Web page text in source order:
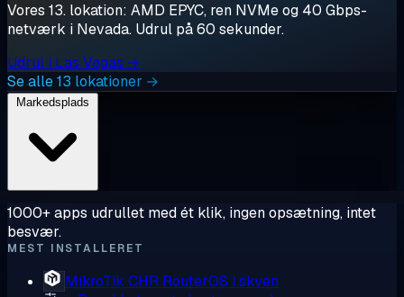
Vores 13. lokation: AMD EPYC, ren NVMe og 40 Gbps-
netværk i Nevada. Udrul på 60 sekunder.
Udrul i Las Vegas →
Se alle 13 lokationer →
1000+ apps udrullet med ét klik, ingen opsætning, intet
besvær.
MEST INSTALLERET
MikroTik CHR RouterOS i skyen